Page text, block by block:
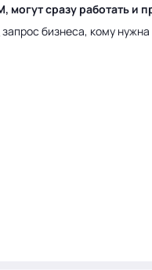
сразу работать и
бизнеса, кому